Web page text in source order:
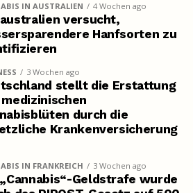
IN AUSTRALIEN 4 Wochen ago
versucht,
Hanfsorten zu
3 Wochen ago
stellt die Erstattung
durch die
Krankenversicherung
IN FRANKREICH 3 Wochen ago
Geldstrafe wurde